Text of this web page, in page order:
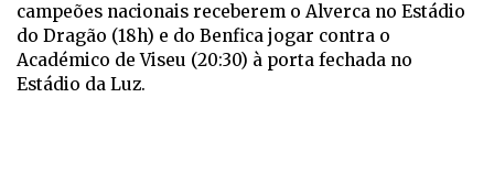
campeões nacionais receberem o Alverca no Estádio
do Dragão (18h) e do Benfica jogar contra o
Académico de Viseu (20:30) à porta fechada no
Estádio da Luz.